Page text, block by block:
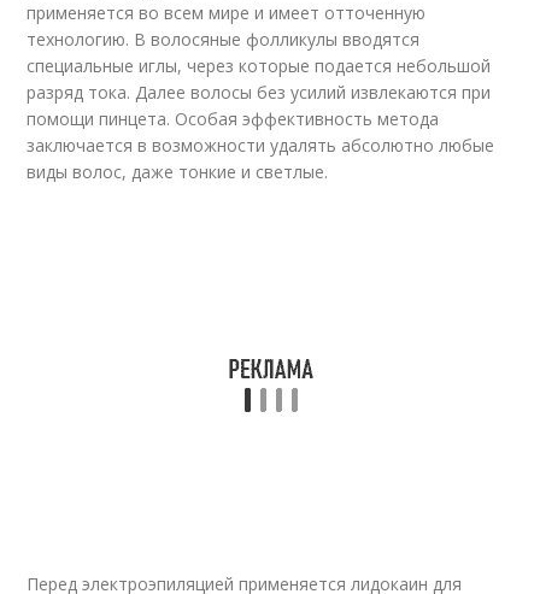
применяется во всем мире и имеет отточенную
технологию. В волосяные фолликулы вводятся
специальные иглы, через которые подается небольшой
разряд тока. Далее волосы без усилий извлекаются при
помощи пинцета. Особая эффективность метода
заключается в возможности удалять абсолютно любые
виды волос, даже тонкие и светлые.
Перед электроэпиляцией применяется лидокаин для